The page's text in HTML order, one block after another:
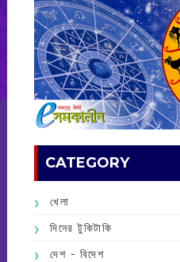
CATEGORY
খেলা
দিনের টুকিটাকি
দেশ - বিদেশ